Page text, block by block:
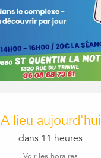
A lieu aujourd'hui
dans 11 heures